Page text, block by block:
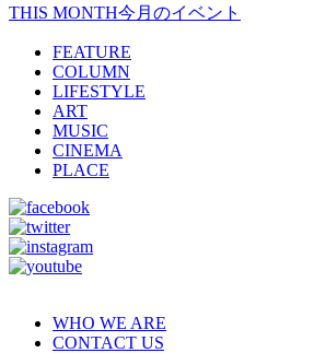
THIS MONTH今月のイベント
FEATURE
COLUMN
LIFESTYLE
ART
MUSIC
CINEMA
PLACE
WHO WE ARE
CONTACT US